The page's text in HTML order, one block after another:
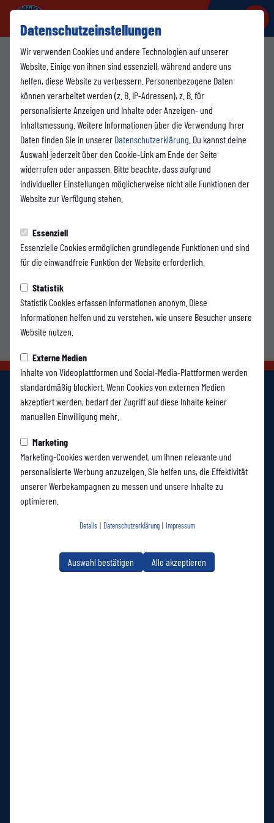
Datenschutzeinstellungen
Wir verwenden Cookies und andere Technologien auf unserer
Website. Einige von ihnen sind essenziell, während andere uns
helfen, diese Website zu verbessern. Personenbezogene Daten
können verarbeitet werden (z. B. IP-Adressen), z. B. für
personalisierte Anzeigen und Inhalte oder Anzeigen- und
Inhaltsmessung. Weitere Informationen über die Verwendung Ihrer
Daten finden Sie in unserer Datenschutzerklärung . Du kannst deine
Auswahl jederzeit über den Cookie-Link am Ende der Seite
widerrufen oder anpassen. Bitte beachte, dass aufgrund
individueller Einstellungen möglicherweise nicht alle Funktionen der
Website zur Verfügung stehen.
Essenziell
Essenzielle Cookies ermöglichen grundlegende Funktionen und sind
für die einwandfreie Funktion der Website erforderlich.
Statistik
Statistik Cookies erfassen Informationen anonym. Diese
Informationen helfen und zu verstehen, wie unsere Besucher unsere
Website nutzen.
Externe Medien
Inhalte von Videoplattformen und Social-Media-Plattformen werden
standardmäßig blockiert. Wenn Cookies von externen Medien
akzeptiert werden, bedarf der Zugriff auf diese Inhalte keiner
manuellen Einwilligung mehr.
Marketing
Marketing-Cookies werden verwendet, um Ihnen relevante und
personalisierte Werbung anzuzeigen. Sie helfen uns, die Effektivität
unserer Werbekampagnen zu messen und unsere Inhalte zu
optimieren.
Details | Datenschutzerklärung | Impressum
Auswahl bestätigen Alle akzeptieren
1. MANNSCHAFT
Samstag, 16.05.2026 21:08 Uhr
Pressekonferenz nach
Wuppertaler SV - Bonner SC
Das Video wird erst nach dem Klick von YouTube geladen und
abgespielt. Dazu baut dein Browser eine direkte Verbindung zu
unserer Datenschutzerklärung entnehmen.
Video laden